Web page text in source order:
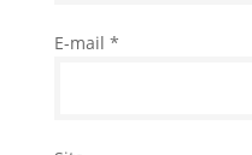
E-mail *